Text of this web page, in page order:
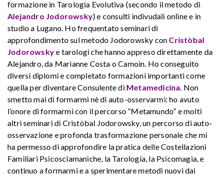
formazione in Tarologia Evolutiva (secondo il metodo di
Alejandro Jodorowsky) e consulti indivudali online e in
studio a Lugano. Ho frequentato seminari di
approfondimento sul metodo Jodorowsky con Cristòbal
Jodorowskye tarologi che hanno appreso direttamente da
Alejandro, da Marianne Costa o Camoin. Ho conseguito
diversi diplomi e completato formazioni importanti come
quella per diventare Consulente di Metamedicina. Non
smetto mai di formarmi nè di auto-osservarmi: ho avuto
l’onore di formarmi con il percorso “Metamundo” e molti
altri seminari di Cristòbal Jodorowsky, un percorso di auto-
osservazione e profonda trasformazione personale che mi
ha permesso di approfondire la pratica delle Costellazioni
Familiari Psicosciamaniche, la Tarologia, la Psicomagia, e
continuo a formarmi e a sperimentare metodi nuovi dai